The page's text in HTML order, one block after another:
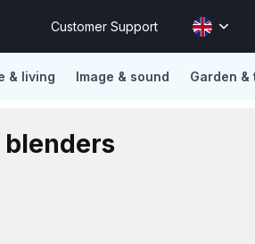
Customer Support
& living Image & sound Garden &
Vertrouwd door Mollie, Sendcloud,